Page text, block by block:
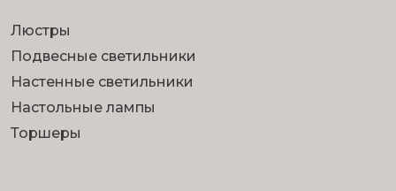
Люстры
Подвесные светильники
Настенные светильники
Настольные лампы
Торшеры